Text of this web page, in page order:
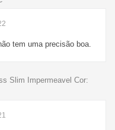
tem uma precisão boa.
Slim Impermeavel Cor: